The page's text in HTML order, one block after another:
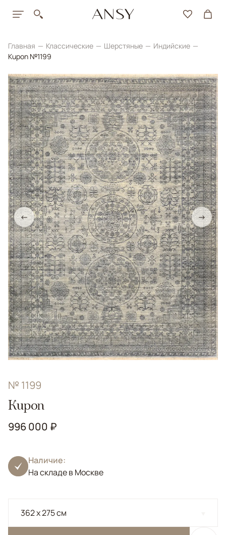
Главная Классические Шерстяные
Индийские
Kupon №1199
← →
№ 1199
Kupon
996 000 ₽
Наличие:
На складе в Москве
362 x 275 см